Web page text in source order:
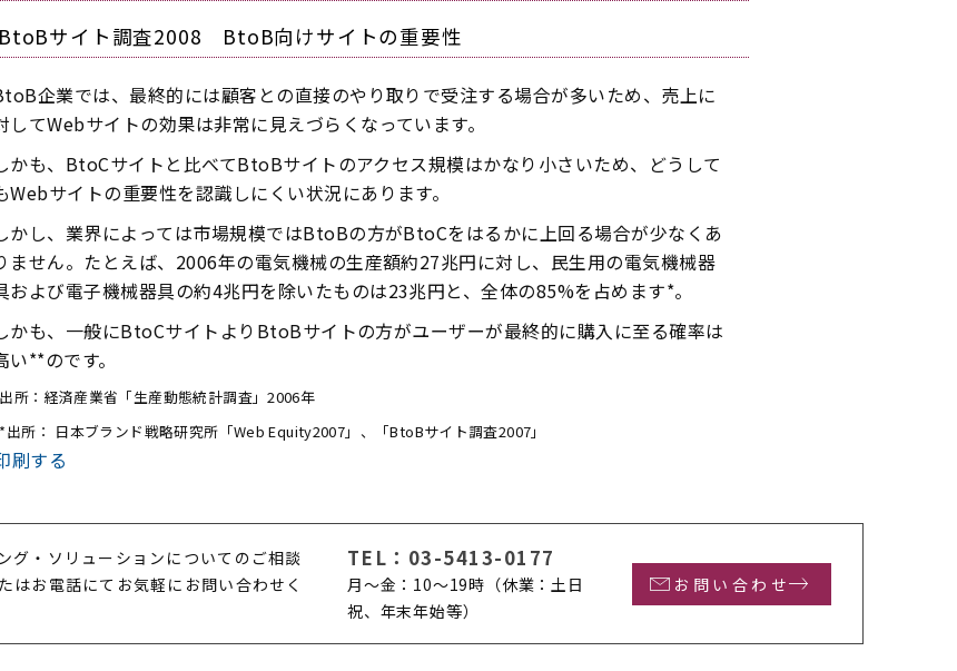
BtoBサイト調査2008 BtoB向けサイトの重要性
企業では、最終的には顧客との直接のやり取りで受注する場合が多いため、売上に
してWebサイトの効果は非常に見えづらくなっています。
かも、BtoCサイトと比べてBtoBサイトのアクセス規模はかなり小さいため、どうして
Webサイトの重要性を認識しにくい状況にあります。
かし、業界によっては市場規模ではBtoBの方がBtoCをはるかに上回る場合が少なくあ
ません。たとえば、2006年の電気機械の生産額約27兆円に対し、民生用の電気機械器
および電子機械器具の約4兆円を除いたものは23兆円と、全体の85%を占めます*。
かも、一般にBtoCサイトよりBtoBサイトの方がユーザーが最終的に購入に至る確率は
い**のです。
所：経済産業省「生産動態統計調査」2006年
出所： 日本ブランド戦略研究所「Web Equity2007」、「BtoBサイト調査2007」
刷する
グ・ソリューションについてのご相談
はお電話にてお気軽にお問い合わせく
TEL： 03-5413-0177
月〜金：10〜19時 （休業：土日
祝、年末年始等）
お問い合わせ